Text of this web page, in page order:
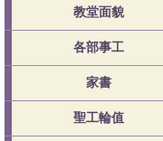
教堂面貌
各部事工
家書
聖工輪值